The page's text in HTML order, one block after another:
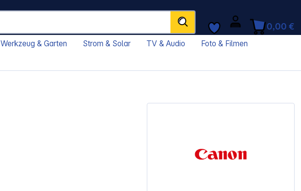
0,00 €
Werkzeug & Garten Strom & Solar TV & Audio
Foto & Filmen